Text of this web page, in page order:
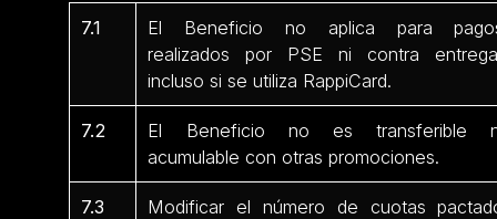
7.1
El Beneficio no aplica para
realizados por PSE ni contra
incluso si se utiliza RappiCard.
7.2
El Beneficio no es transferible
acumulable con otras promociones.
7.3
Modificar el número de cuotas